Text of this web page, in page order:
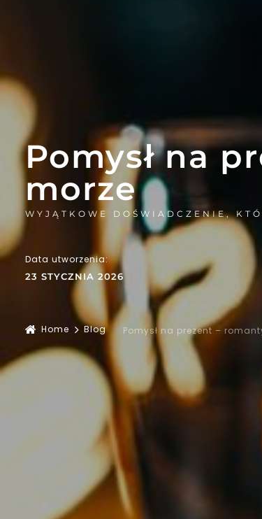
Pomysł na
morze
WYJĄTKOWE DOŚWIADCZENIE,
23 STYCZNIA 2026
Data utworzenia:
Home Blog Pomysł na prezent –